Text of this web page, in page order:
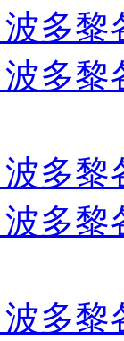
多
多
多
多
多